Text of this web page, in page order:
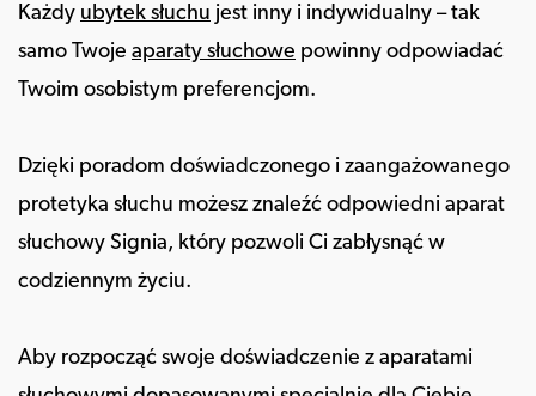
Każdy ubytek słuchu jest inny i indywidualny – tak
samo Twoje aparaty słuchowe powinny odpowiadać
Twoim osobistym preferencjom.
Dzięki poradom doświadczonego i zaangażowanego
protetyka słuchu możesz znaleźć odpowiedni aparat
słuchowy Signia, który pozwoli Ci zabłysnąć w
codziennym życiu.
Aby rozpocząć swoje doświadczenie z aparatami